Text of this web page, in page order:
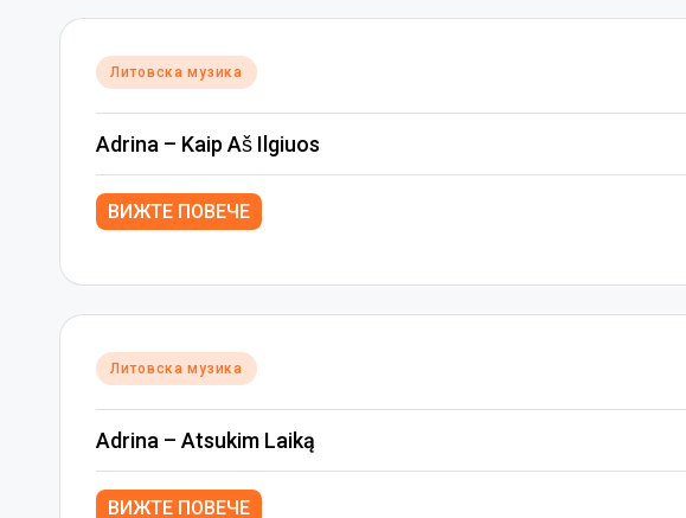
Posted
Литовска музика
Adrina – Kaip Aš Ilgiuos
ВИЖТЕ ПОВЕЧЕ
Posted
Литовска музика
Adrina – Atsukim Laiką
ВИЖТЕ ПОВЕЧЕ